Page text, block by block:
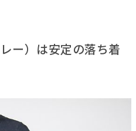
ー）は安定の落ち着